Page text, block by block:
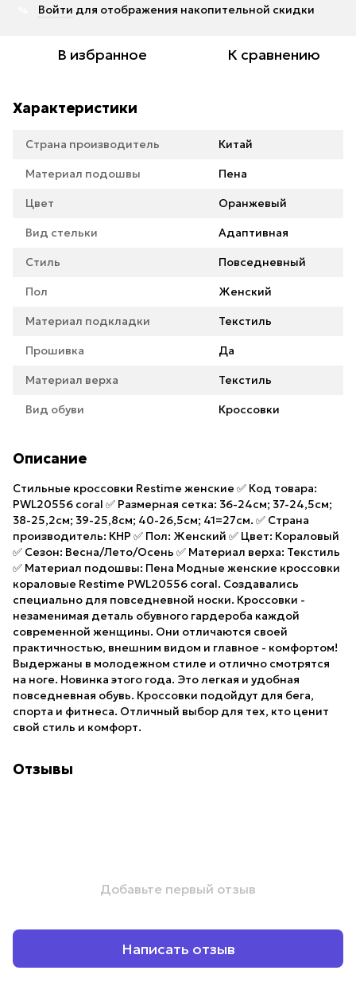
Войти для отображения накопительной скидки
В избранное К сравнению
Характеристики
Страна производитель Китай
Материал подошвы Пена
Цвет Оранжевый
Вид стельки Адаптивная
Стиль Повседневный
Пол Женский
Материал подкладки Текстиль
Прошивка Да
Материал верха Текстиль
Вид обуви Кроссовки
Описание
Стильные кроссовки Restime женские ✅ Код товара:
PWL20556 coral ✅ Размерная сетка: 36-24см; 37-24,5см;
38-25,2см; 39-25,8см; 40-26,5см; 41=27см. ✅ Страна
производитель: КНР ✅ Пол: Женский ✅ Цвет: Кораловый
✅ Сезон: Весна/Лето/Осень ✅ Материал верха: Текстиль
✅ Материал подошвы: Пена Модные женские кроссовки
кораловые Restime PWL20556 coral. Создавались
специально для повседневной носки. Кроссовки -
незаменимая деталь обувного гардероба каждой
современной женщины. Они отличаются своей
практичностью, внешним видом и главное - комфортом!
Выдержаны в молодежном стиле и отлично смотрятся
на ноге. Новинка этого года. Это легкая и удобная
повседневная обувь. Кроссовки подойдут для бега,
спорта и фитнеса. Отличный выбор для тех, кто ценит
свой стиль и комфорт.
Отзывы
Добавьте первый отзыв
Написать отзыв